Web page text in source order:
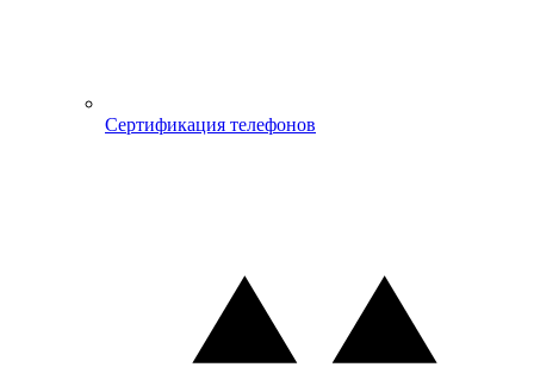
Сертификация телефонов